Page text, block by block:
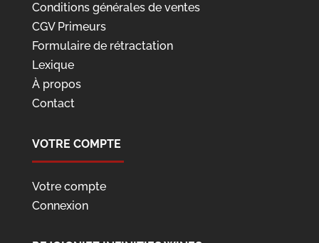
Conditions générales de ventes
CGV Primeurs
Formulaire de rétractation
Lexique
À propos
Contact
VOTRE COMPTE
Votre compte
Connexion